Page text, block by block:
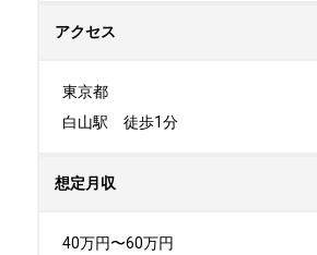
アクセス
東京都
白山駅　徒歩1分
想定月収
40万円〜60万円